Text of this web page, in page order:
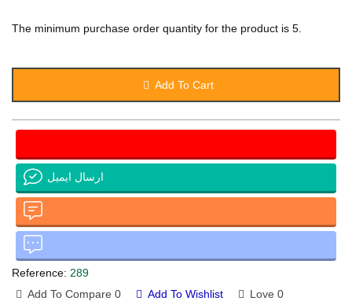
The minimum purchase order quantity for the product is 5.
Add To Cart
ارسال ایمیل
Reference: 289
Add To Compare 0 Add To Wishlist Love 0